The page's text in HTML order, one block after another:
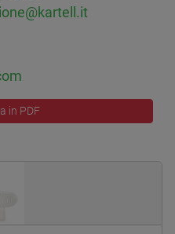
in PDF